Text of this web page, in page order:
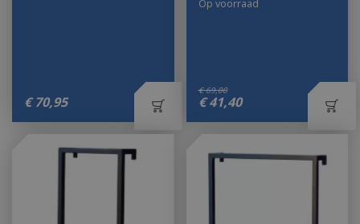
€ 70,95
€ 69,00
€ 41,40